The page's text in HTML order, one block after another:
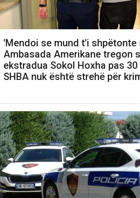
'Mendoi se mund t'i shpëtonte
Ambasada Amerikane tregon
ekstradua Sokol Hoxha pas
SHBA nuk është strehë për